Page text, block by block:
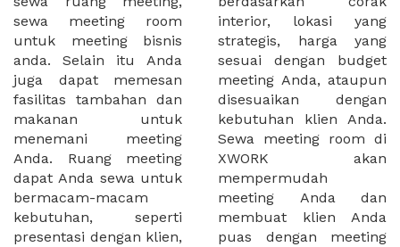
sewa meeting room
untuk meeting bisnis
anda. Selain itu Anda
juga dapat memesan
fasilitas tambahan dan
makanan untuk
menemani meeting
Anda. Ruang meeting
dapat Anda sewa untuk
bermacam-macam
kebutuhan, seperti
presentasi dengan klien,
interior, lokasi yang
strategis, harga yang
sesuai dengan budget
meeting Anda, ataupun
disesuaikan dengan
kebutuhan klien Anda.
Sewa meeting room di
XWORK akan
mempermudah
meeting Anda dan
membuat klien Anda
puas dengan meeting